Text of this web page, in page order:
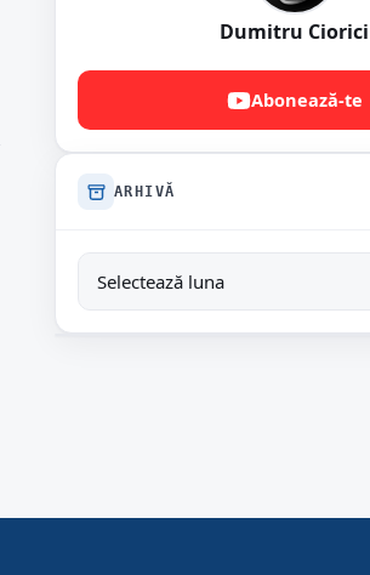
Dumitru Ciorici
Abonează-te
ARHIVĂ